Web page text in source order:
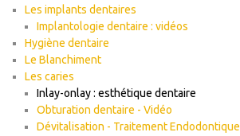
Les implants dentaires
Implantologie dentaire : vidéos
Hygiène dentaire
Le Blanchiment
Les caries
Inlay-onlay : esthétique dentaire
Obturation dentaire - Vidéo
Dévitalisation - Traitement Endodontique